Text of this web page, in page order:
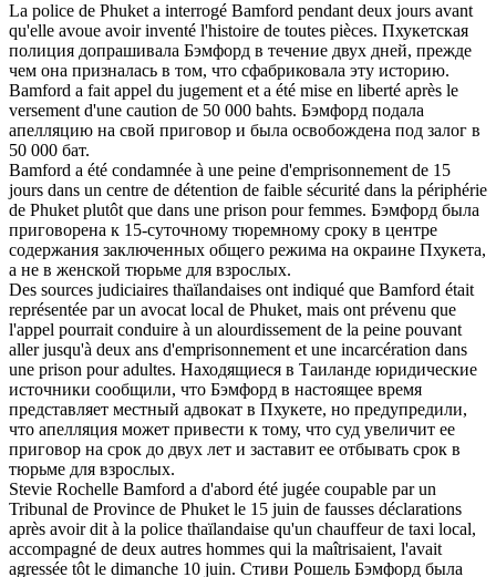
La police de Phuket a interrogé Bamford pendant deux jours avant
qu'elle avoue avoir inventé l'histoire de toutes pièces. Пхукетская
полиция допрашивала Бэмфорд в течение двух дней, прежде
чем она призналась в том, что сфабриковала эту историю.
Bamford a fait appel du jugement et a été mise en liberté après le
versement d'une caution de 50 000 bahts. Бэмфорд подала
апелляцию на свой приговор и была освобождена под залог в
50 000 бат.
Bamford a été condamnée à une peine d'emprisonnement de 15
jours dans un centre de détention de faible sécurité dans la périphérie
de Phuket plutôt que dans une prison pour femmes. Бэмфорд была
приговорена к 15-суточному тюремному сроку в центре
содержания заключенных общего режима на окраине Пхукета,
а не в женской тюрьме для взрослых.
Des sources judiciaires thaïlandaises ont indiqué que Bamford était
représentée par un avocat local de Phuket, mais ont prévenu que
l'appel pourrait conduire à un alourdissement de la peine pouvant
aller jusqu'à deux ans d'emprisonnement et une incarcération dans
une prison pour adultes. Находящиеся в Таиланде юридические
источники сообщили, что Бэмфорд в настоящее время
представляет местный адвокат в Пхукете, но предупредили,
что апелляция может привести к тому, что суд увеличит ее
приговор на срок до двух лет и заставит ее отбывать срок в
тюрьме для взрослых.
Stevie Rochelle Bamford a d'abord été jugée coupable par un
Tribunal de Province de Phuket le 15 juin de fausses déclarations
après avoir dit à la police thaïlandaise qu'un chauffeur de taxi local,
accompagné de deux autres hommes qui la maîtrisaient, l'avait
agressée tôt le dimanche 10 juin. Стиви Рошель Бэмфорд была